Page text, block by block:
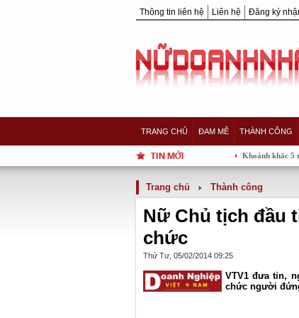
Thông tin liên hệ Liên hệ Đăng ký
TRANG CHỦ ĐAM MÊ THÀNH CÔNG
Khoảnh khắc 5 nàng Hậu
Trang chủ Thành công
Nữ Chủ tịch đầu
chức
Thứ Tư, 05/02/2014 09:25
VTV1 đưa tin,
chức người